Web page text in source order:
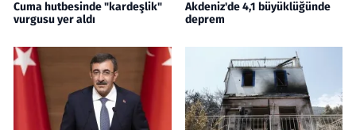
Cuma hutbesinde "kardeşlik"
vurgusu yer aldı
Akdeniz'de 4,1 büyüklüğünde
deprem